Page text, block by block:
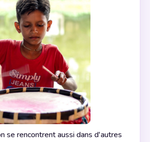
se rencontrent aussi dans d'autres